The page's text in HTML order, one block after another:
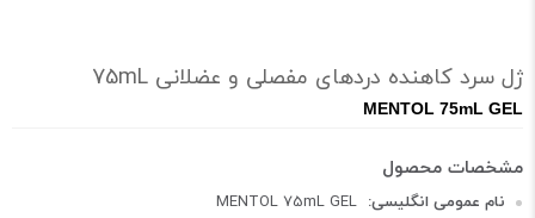
ژل سرد کاهنده دردهای مفصلی و عضلانی 75mL
MENTOL 75mL GEL
نام عمومی انگلیسی: MENTOL 75mL GEL